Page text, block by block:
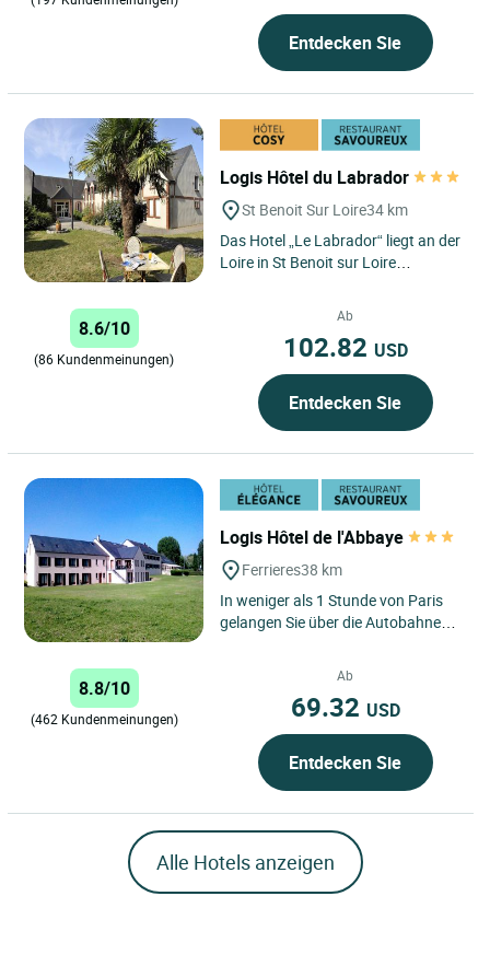
Entdecken Sie
Logis Hôtel du Labrador
St Benoit Sur Loire34 km
Das Hotel „Le Labrador“ liegt an der
Loire in St Benoit sur Loire
8.6/10
(86 Kundenmeinungen)
Ab
102.82 USD
Entdecken Sie
Logis Hôtel de l'Abbaye
Ferrieres38 km
In weniger als 1 Stunde von Paris
gelangen Sie über die Autobahnen
8.8/10
(462 Kundenmeinungen)
Ab
69.32 USD
Entdecken Sie
Alle Hotels anzeigen